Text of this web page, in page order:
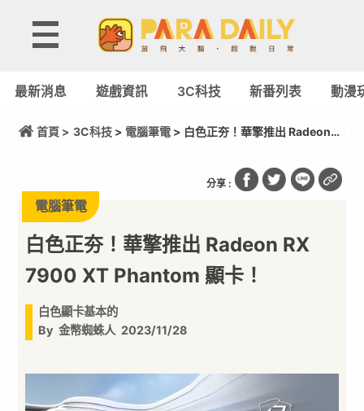
最新消息 遊戲資訊 3C科技 新番列表 動漫
首頁 > 3C科技> 電腦筆電> 白色正夯！華擎推出 Radeon
分享 :
電腦筆電
白色正夯！華擎推出 Radeon RX
7900 XT Phantom 顯卡！
白色顯卡基本的
By 金幣蜘蛛人 2023/11/28